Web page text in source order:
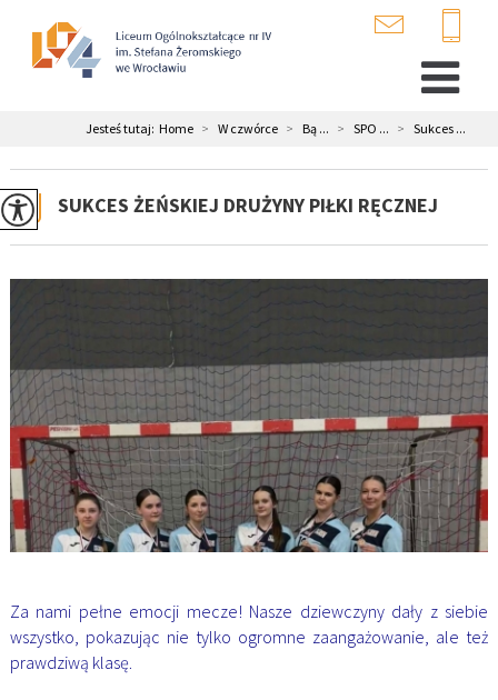
Jesteś tutaj: Home > W czwórce > Bą ... > SPO ... > Sukces ...
SUKCES ŻEŃSKIEJ DRUŻYNY PIŁKI RĘCZNEJ
Za nami pełne emocji mecze! Nasze dziewczyny dały z siebie
wszystko, pokazując nie tylko ogromne zaangażowanie, ale też
prawdziwą klasę.